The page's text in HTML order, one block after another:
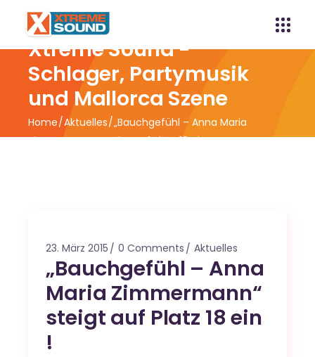
Xtreme Sound -
Schlager, Partymusik
und Mallorca Szene
Home Aktuelles „Bauchgefühl – Anna Maria
Zimmermann“ steigt auf Platz 18 ein !
23. März 2015 0 Comments Aktuelles
„Bauchgefühl – Anna
Maria Zimmermann“
steigt auf Platz 18 ein
!